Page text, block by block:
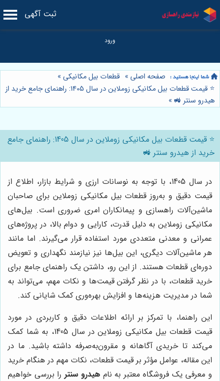
ثبت آگهی
صفحه اصلی » قطعات بیل مکانیکی »
⭐️ قیمت قطعات بیل مکانیکی زوملاین در سال 1405: راهنمای جامع خرید از
هیدرو سنتر 🚜 »
⭐️ قیمت قطعات بیل مکانیکی زوملاین در سال 1405: راهنمای جامع
خرید از هیدرو سنتر 🚜
در سال 1405، با توجه به نوسانات ارزی و شرایط بازار، اطلاع از
قیمت دقیق و به‌روز قطعات بیل مکانیکی زوملاین برای صاحبان
ماشین‌آلات راهسازی و پیمانکاران امری ضروری است. بیل‌های
مکانیکی زوملاین به دلیل قدرت، کارایی و دوام بالا، در پروژه‌های
عمرانی و معدنی متعددی مورد استفاده قرار می‌گیرند. اما مانند
هر ماشین‌آلات دیگری، این بیل‌ها نیز نیازمند نگهداری و تعویض
دوره‌ای قطعات هستند. از این رو، داشتن یک راهنمای جامع برای
خرید قطعات، با در نظر گرفتن قیمت‌ها و نکات مهم، می‌تواند به
شما در مدیریت هزینه‌ها و افزایش بهره‌وری کمک شایانی کند.
این راهنما، با تمرکز بر ارائه اطلاعات دقیق و کاربردی در مورد
قیمت قطعات بیل مکانیکی زوملاین در سال 1405، به شما کمک
می‌کند تا خریدی آگاهانه و مقرون‌به‌صرفه داشته باشید. ما در
این مقاله، عوامل مؤثر بر قیمت قطعات، نکات مهم در هنگام خرید
و معرفی یک فروشگاه معتبر به نامهیدرو سنتررا بررسی خواهیم